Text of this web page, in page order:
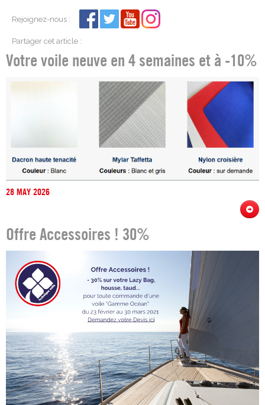
Rejoignez-nous :
Partager cet article :
Votre voile neuve en 4 semaines et à -10%
28 MAY 2026
Offre Accessoires ! 30%